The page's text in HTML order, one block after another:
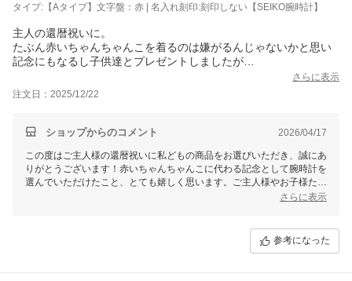
タイプ:【Aタイプ】文字盤：赤 | 名入れ刻印:刻印しない【SEIKO腕時計】
主人の還暦祝いに。
たぶん赤いちゃんちゃんこを着るのは嫌がるんじゃないかと思い
記念にもなるし子供達とプレゼントしましたが
さらに表示
注文日：2025/12/22
ショップからのコメント 2026/04/17
この度はご主人様の還暦祝いに私どもの商品をお選びいただき、誠にあ
りがとうございます！赤いちゃんちゃんこに代わる記念として腕時計を
選んでいただけたこと、とても嬉しく思います。ご主人様やお子様たち
にとって素敵な思い出の品となれば幸いです。また機会がございました
さらに表示
参考になった